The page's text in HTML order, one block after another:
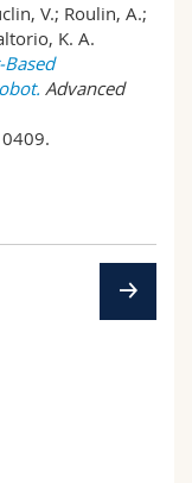
V.; Roulin, A.;
K. A.
Advanced